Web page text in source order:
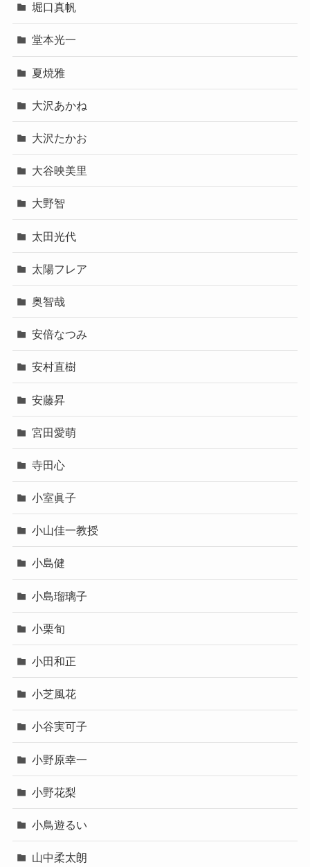
堀口真帆
堂本光一
夏焼雅
大沢あかね
大沢たかお
大谷映美里
大野智
太田光代
太陽フレア
奥智哉
安倍なつみ
安村直樹
安藤昇
宮田愛萌
寺田心
小室眞子
小山佳一教授
小島健
小島瑠璃子
小栗旬
小田和正
小芝風花
小谷実可子
小野原幸一
小野花梨
小鳥遊るい
山中柔太朗